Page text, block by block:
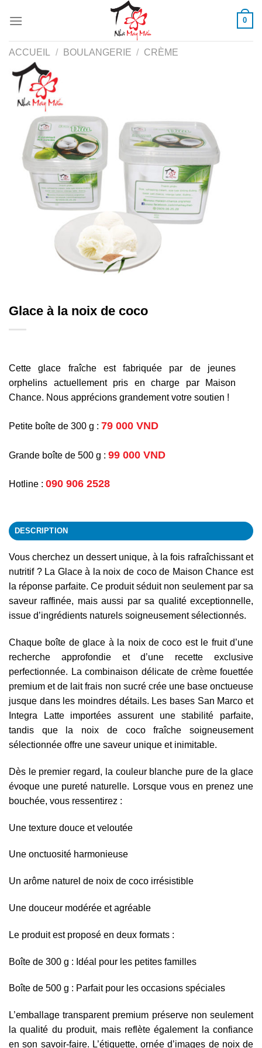
0
ACCUEIL / BOULANGERIE / CRÈME
Glace à la noix de coco
Cette glace fraîche est fabriquée par de jeunes
orphelins actuellement pris en charge par Maison
Chance. Nous apprécions grandement votre soutien !
Petite boîte de 300 g : 79 000 VND
Grande boîte de 500 g : 99 000 VND
Hotline : 090 906 2528
DESCRIPTION
Vous cherchez un dessert unique, à la fois rafraîchissant et
nutritif ? La Glace à la noix de coco de Maison Chance est
la réponse parfaite. Ce produit séduit non seulement par sa
saveur raffinée, mais aussi par sa qualité exceptionnelle,
issue d’ingrédients naturels soigneusement sélectionnés.
Chaque boîte de glace à la noix de coco est le fruit d’une
recherche approfondie et d’une recette exclusive
perfectionnée. La combinaison délicate de crème fouettée
premium et de lait frais non sucré crée une base onctueuse
jusque dans les moindres détails. Les bases San Marco et
Integra Latte importées assurent une stabilité parfaite,
tandis que la noix de coco fraîche soigneusement
sélectionnée offre une saveur unique et inimitable.
Dès le premier regard, la couleur blanche pure de la glace
évoque une pureté naturelle. Lorsque vous en prenez une
bouchée, vous ressentirez :
Une texture douce et veloutée
Une onctuosité harmonieuse
Un arôme naturel de noix de coco irrésistible
Une douceur modérée et agréable
Le produit est proposé en deux formats :
Boîte de 300 g : Idéal pour les petites familles
Boîte de 500 g : Parfait pour les occasions spéciales
L’emballage transparent premium préserve non seulement
la qualité du produit, mais reflète également la confiance
en son savoir-faire. L’étiquette, ornée d’images de noix de